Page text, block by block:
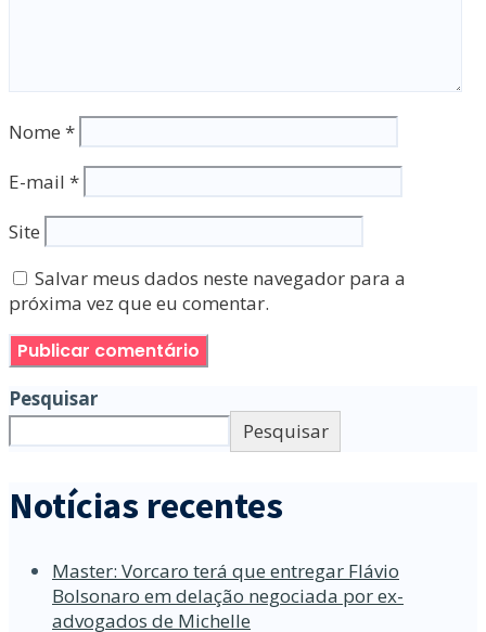
Nome *
E-mail *
Site
Salvar meus dados neste navegador para a
próxima vez que eu comentar.
Pesquisar
Pesquisar
Notícias recentes
Master: Vorcaro terá que entregar Flávio
Bolsonaro em delação negociada por ex-
advogados de Michelle